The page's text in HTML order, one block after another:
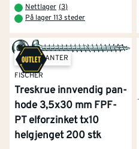
Nettlager (3)
På lager 113 steder
+ 3 VARIANTER
FISCHER
Treskrue innvendig pan-
hode 3,5x30 mm FPF-
PT elforzinket tx10
helgjenget 200 stk